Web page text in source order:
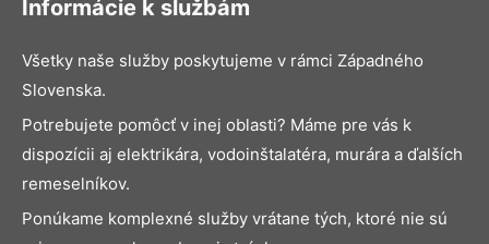
Informácie k službám
Všetky naše služby poskytujeme v rámci Západného
Slovenska.
Potrebujete pomôcť v inej oblasti? Máme pre vás k
dispozícii aj elektrikára, vodoinštalatéra, murára a ďalších
remeselníkov.
Ponúkame komplexné služby vrátane tých, ktoré nie sú